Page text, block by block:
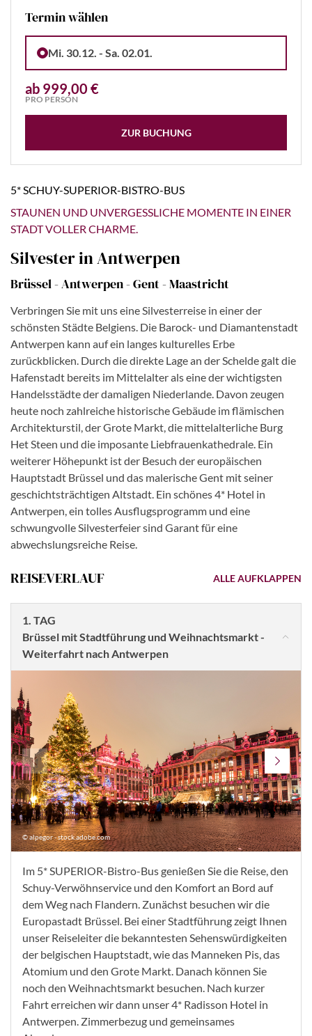
Termin wählen
Mi. 30.12. - Sa. 02.01.
ab 999,00 €
PRO PERSON
ZUR BUCHUNG
5* SCHUY-SUPERIOR-BISTRO-BUS
STAUNEN UND UNVERGESSLICHE MOMENTE IN EINER
STADT VOLLER CHARME.
Silvester in Antwerpen
Brüssel - Antwerpen - Gent - Maastricht
Verbringen Sie mit uns eine Silvesterreise in einer der
schönsten Städte Belgiens. Die Barock- und Diamantenstadt
Antwerpen kann auf ein langes kulturelles Erbe
zurückblicken. Durch die direkte Lage an der Schelde galt die
Hafenstadt bereits im Mittelalter als eine der wichtigsten
Handelsstädte der damaligen Niederlande. Davon zeugen
heute noch zahlreiche historische Gebäude im flämischen
Architekturstil, der Grote Markt, die mittelalterliche Burg
Het Steen und die imposante Liebfrauenkathedrale. Ein
weiterer Höhepunkt ist der Besuch der europäischen
Hauptstadt Brüssel und das malerische Gent mit seiner
geschichtsträchtigen Altstadt. Ein schönes 4* Hotel in
Antwerpen, ein tolles Ausflugsprogramm und eine
schwungvolle Silvesterfeier sind Garant für eine
abwechslungsreiche Reise.
REISEVERLAUF ALLE AUFKLAPPEN
1. TAG
Brüssel mit Stadtführung und Weihnachtsmarkt -
Weiterfahrt nach Antwerpen
© alpegor - stock.adobe.com
Im 5* SUPERIOR-Bistro-Bus genießen Sie die Reise, den
Schuy-Verwöhnservice und den Komfort an Bord auf
dem Weg nach Flandern. Zunächst besuchen wir die
Europastadt Brüssel. Bei einer Stadtführung zeigt Ihnen
unser Reiseleiter die bekanntesten Sehenswürdigkeiten
der belgischen Hauptstadt, wie das Manneken Pis, das
Atomium und den Grote Markt. Danach können Sie
noch den Weihnachtsmarkt besuchen. Nach kurzer
Fahrt erreichen wir dann unser 4* Radisson Hotel in
Antwerpen. Zimmerbezug und gemeinsames